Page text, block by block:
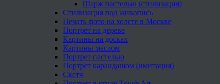
Шарж пастелью (стилизация)
Стилизация под живопись
Печать фото на холсте в Москве
Портрет на дереве
Картины на досках
Картины маслом
Портрет пастелью
Портрет карандашом (имитация)
Скетч